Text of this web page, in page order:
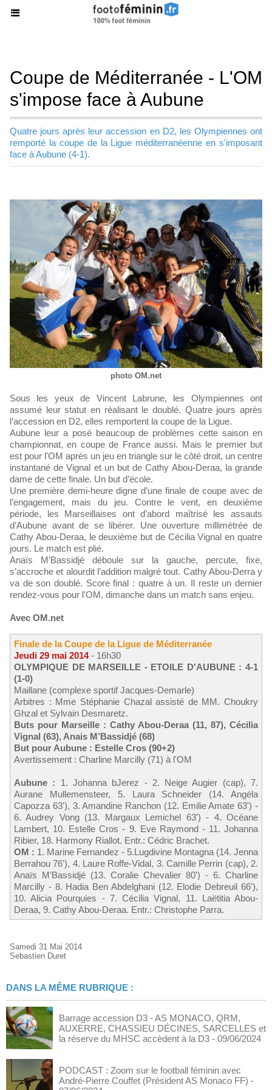
Coupe de Méditerranée - L'OM
s'impose face à Aubune
Quatre jours après leur accession en D2, les Olympiennes ont
remporté la coupe de la Ligue méditerranéenne en s'imposant
face à Aubune (4-1).
photo OM.net
Sous les yeux de Vincent Labrune, les Olympiennes ont
assumé leur statut en réalisant le doublé. Quatre jours après
l’accession en D2, elles remportent la coupe de la Ligue.
Aubune leur a posé beaucoup de problèmes cette saison en
championnat, en coupe de France aussi. Mais le premier but
est pour l'OM après un jeu en triangle sur le côté droit, un centre
instantané de Vignal et un but de Cathy Abou-Deraa, la grande
dame de cette finale. Un but d’école.
Une première demi-heure digne d’une finale de coupe avec de
l’engagement, mais du jeu. Contre le vent, en deuxième
période, les Marseillaises ont d’abord maîtrisé les assauts
d’Aubune avant de se libérer. Une ouverture millimétrée de
Cathy Abou-Deraa, le deuxième but de Cécilia Vignal en quatre
jours. Le match est plié.
Anaïs M’Bassidjé déboule sur la gauche, percute, fixe,
s’accroche et alourdit l’addition malgré tout. Cathy Abou-Derra y
va de son doublé. Score final : quatre à un. Il reste un dernier
rendez-vous pour l'OM, dimanche dans un match sans enjeu.
Avec OM.net
Finale de la Coupe de la Ligue de Méditerranée
Jeudi 29 mai 2014- 16h30
OLYMPIQUE DE MARSEILLE - ETOILE D'AUBUNE : 4-1
(1-0)
Maillane (complexe sportif Jacques-Demarle)
Arbitres : Mme Stéphanie Chazal assisté de MM. Choukry
Ghzal et Sylvain Desmaretz.
Buts pour Marseille : Cathy Abou-Deraa (11, 87), Cécilia
Vignal (63), Anais M’Bassidjé (68)
But pour Aubune : Estelle Cros (90+2)
Avertissement : Charline Marcilly (71) à l'OM
Aubune : 1. Johanna bJerez - 2. Neige Augier (cap), 7.
Aurane Mullemensteer, 5. Laura Schneider (14. Angéla
Capozza 63'), 3. Amandine Ranchon (12. Emilie Amate 63') -
6. Audrey Vong (13. Margaux Lemichel 63') - 4. Océane
Lambert, 10. Estelle Cros - 9. Eve Raymond - 11. Johanna
Ribier, 18. Harmony Riallot. Entr.: Cédric Brachet.
OM : 1. Marine Fernandez - 5.Lugdivine Montagna (14. Jenna
Berrahou 76'), 4. Laure Roffe-Vidal, 3. Camille Perrin (cap), 2.
Anaïs M’Bassidjé (13. Coralie Chevalier 80') - 6. Charline
Marcilly - 8. Hadia Ben Abdelghani (12. Elodie Debreuil 66'),
10. Alicia Pourquies - 7. Cécilia Vignal, 11. Laëtitia Abou-
Deraa, 9. Cathy Abou-Deraa. Entr.: Christophe Parra.
Samedi 31 Mai 2014
Sebastien Duret
DANS LA MÊME RUBRIQUE :
Barrage accession D3 - AS MONACO, QRM,
AUXERRE, CHASSIEU DÉCINES, SARCELLES et
la réserve du MHSC accèdent à la D3 - 09/06/2024
PODCAST : Zoom sur le football féminin avec
André-Pierre Couffet (Président AS Monaco FF) -